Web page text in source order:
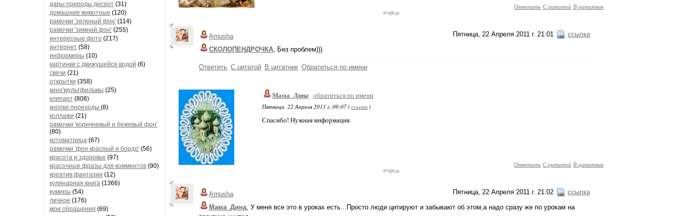
дары природы десерт (31)
домашние животные (120)
рамочки 'зеленый фон' (114)
рамочки 'зимний фон' (255)
интересные фото (217)
интернет (58)
информеры (10)
картинки с движущейся водой (6)
свечи (21)
открытки (358)
кино'мультфильмы (25)
клипарт (808)
кнопки переходы (8)
коллажи (21)
рамочки 'коричневый и бежевый фон'
(80)
котоматрица (67)
рамочки 'фон красный и бордо' (56)
красота и здоровье (97)
красочные фразы для комментов (90)
креатив,фантазии (12)
кулинарная книга (1366)
кумиры (54)
личное (176)
мои обращения (69)
Ответить С цитатой В цитатник
Пятница, 22 Апреля 2011 г. 21:01 ссылка
Arnusha
СКОЛОПЕНДРОЧКА, Без проблем)))
Ответить С цитатой В цитатник Обратиться по имени
Мама_Дина
обратиться по имени
Пятница, 22 Апреля 2011 г. 09:07 (ссылка )
Спасибо! Нужная информация.
Ответить С цитатой В цитатник
Пятница, 22 Апреля 2011 г. 21:02 ссылка
Arnusha
Мама_Дина, У меня все это в уроках есть...Просто люди цитируют и забывают об этом,а надо сразу же по урокам на